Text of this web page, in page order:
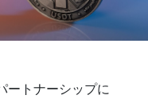
ートナーシップに